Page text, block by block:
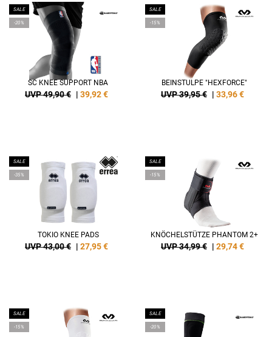
SALE
-20%
SC KNEE SUPPORT NBA
UVP 49,90 € | 39,92€
SALE
-15%
BEINSTULPE "HEXFORCE"
UVP 39,95 € | 33,96€
SALE
-35%
TOKIO KNEE PADS
UVP 43,00 € | 27,95€
SALE
-15%
KNÖCHELSTÜTZE PHANTOM 2+
UVP 34,99 € | 29,74€
SALE
-15%
SALE
-20%